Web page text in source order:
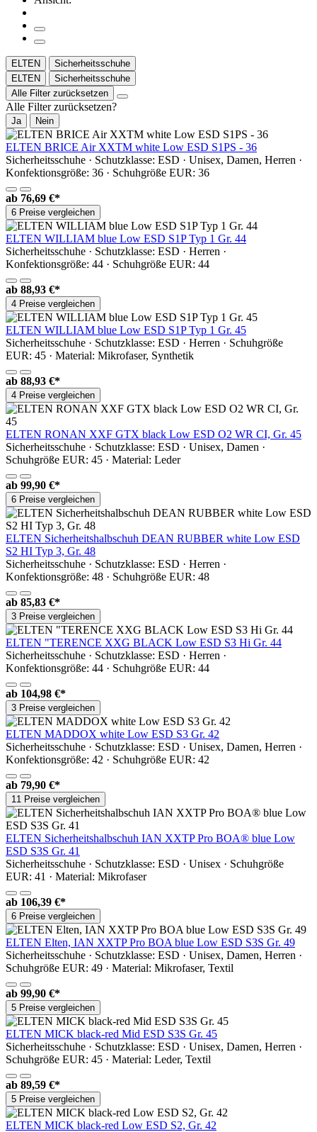
ELTEN
Sicherheitsschuhe
ELTEN
Sicherheitsschuhe
Alle Filter zurücksetzen
Alle Filter zurücksetzen?
Ja Nein
ELTEN BRICE Air XXTM white Low ESD S1PS - 36
Sicherheitsschuhe · Schutzklasse: ESD · Unisex, Damen, Herren ·
Konfektionsgröße: 36 · Schuhgröße EUR: 36
ab 76,69 €*
6 Preise vergleichen
ELTEN WILLIAM blue Low ESD S1P Typ 1 Gr. 44
Sicherheitsschuhe · Schutzklasse: ESD · Herren ·
Konfektionsgröße: 44 · Schuhgröße EUR: 44
ab 88,93 €*
4 Preise vergleichen
ELTEN WILLIAM blue Low ESD S1P Typ 1 Gr. 45
Sicherheitsschuhe · Schutzklasse: ESD · Herren · Schuhgröße
EUR: 45 · Material: Mikrofaser, Synthetik
ab 88,93 €*
4 Preise vergleichen
ELTEN RONAN XXF GTX black Low ESD O2 WR CI, Gr. 45
Sicherheitsschuhe · Schutzklasse: ESD · Unisex, Damen ·
Schuhgröße EUR: 45 · Material: Leder
ab 99,90 €*
6 Preise vergleichen
ELTEN Sicherheitshalbschuh DEAN RUBBER white Low ESD
S2 HI Typ 3, Gr. 48
Sicherheitsschuhe · Schutzklasse: ESD · Herren ·
Konfektionsgröße: 48 · Schuhgröße EUR: 48
ab 85,83 €*
3 Preise vergleichen
ELTEN "TERENCE XXG BLACK Low ESD S3 Hi Gr. 44
Sicherheitsschuhe · Schutzklasse: ESD · Herren ·
Konfektionsgröße: 44 · Schuhgröße EUR: 44
ab 104,98 €*
3 Preise vergleichen
ELTEN MADDOX white Low ESD S3 Gr. 42
Sicherheitsschuhe · Schutzklasse: ESD · Unisex, Damen, Herren ·
Konfektionsgröße: 42 · Schuhgröße EUR: 42
ab 79,90 €*
11 Preise vergleichen
ELTEN Sicherheitshalbschuh IAN XXTP Pro BOA® blue Low
ESD S3S Gr. 41
Sicherheitsschuhe · Schutzklasse: ESD · Unisex · Schuhgröße
EUR: 41 · Material: Mikrofaser
ab 106,39 €*
6 Preise vergleichen
ELTEN Elten, IAN XXTP Pro BOA blue Low ESD S3S Gr. 49
Sicherheitsschuhe · Schutzklasse: ESD · Unisex, Damen, Herren ·
Schuhgröße EUR: 49 · Material: Mikrofaser, Textil
ab 99,90 €*
5 Preise vergleichen
ELTEN MICK black-red Mid ESD S3S Gr. 45
Sicherheitsschuhe · Schutzklasse: ESD · Unisex, Damen, Herren ·
Schuhgröße EUR: 45 · Material: Leder, Textil
ab 89,59 €*
5 Preise vergleichen
ELTEN MICK black-red Low ESD S2, Gr. 42